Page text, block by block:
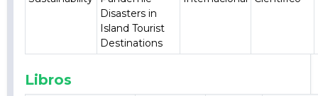
Disasters in
Island Tourist
Destinations
Libros